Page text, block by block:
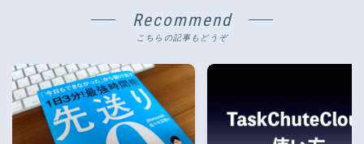
Recommend
こちらの記事もどうぞ